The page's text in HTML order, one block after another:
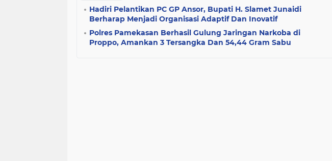
Hadiri Pelantikan PC GP Ansor, Bupati H. Slamet Junaidi
Berharap Menjadi Organisasi Adaptif Dan Inovatif
Polres Pamekasan Berhasil Gulung Jaringan Narkoba di
Proppo, Amankan 3 Tersangka Dan 54,44 Gram Sabu